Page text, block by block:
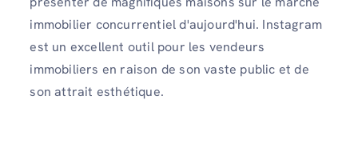
immobilier concurrentiel d'aujourd'hui. Instagram
est un excellent outil pour les vendeurs
immobiliers en raison de son vaste public et de
son attrait esthétique.